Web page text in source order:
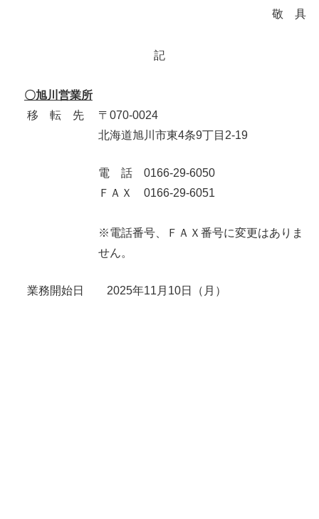
敬 具
記
〇旭川営業所
移 転 先 〒070-0024
北海道旭川市東4条9丁目2-19
電 話 0166-29-6050
ＦＡＸ 0166-29-6051
※電話番号、ＦＡＸ番号に変更はありま
せん。
業務開始日 2025年11月10日（月）